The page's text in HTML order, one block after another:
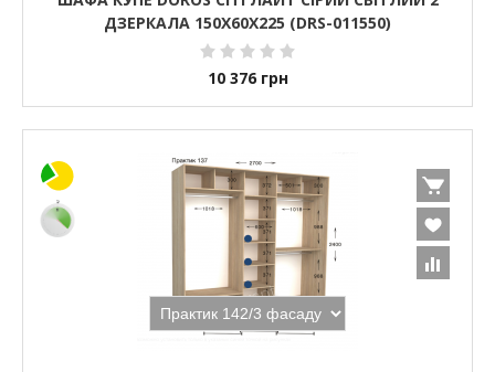
ДЗЕРКАЛА 150Х60Х225 (DRS-011550)
10 376 грн